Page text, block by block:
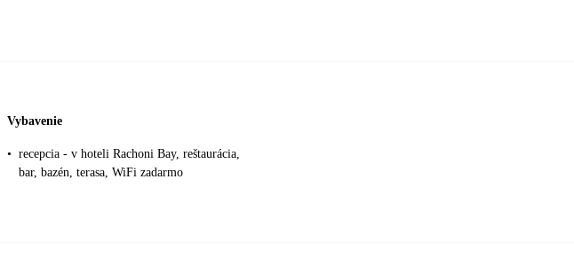
Vybavenie
• recepcia - v hoteli Rachoni Bay, reštaurácia,
bar, bazén, terasa, WiFi zadarmo